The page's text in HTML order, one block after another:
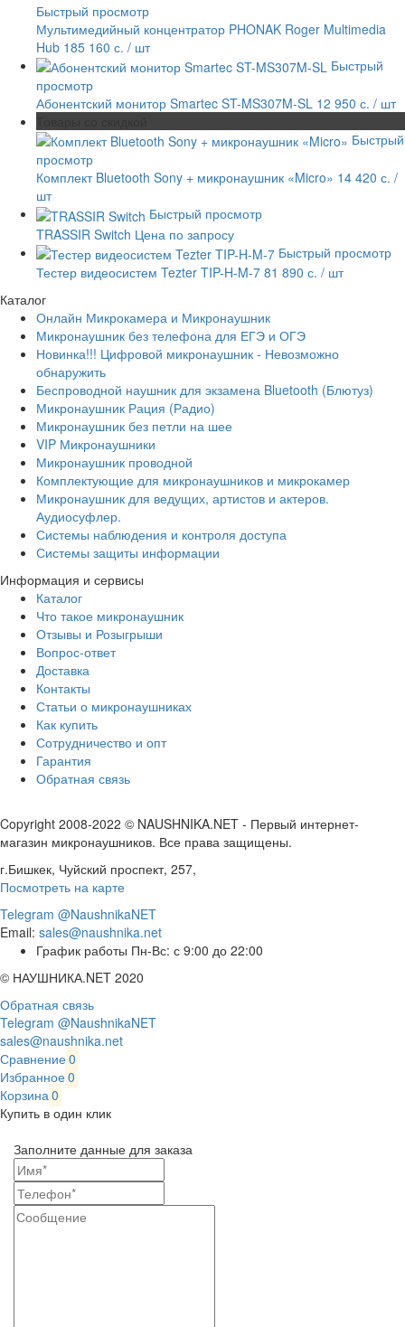
Быстрый просмотр
Мультимедийный концентратор PHONAK Roger Multimedia
Hub 185 160 с. / шт
Быстрый
просмотр
Абонентский монитор Smartec ST-MS307M-SL 12 950 с. / шт
Быстрый
просмотр
Комплект Bluetooth Sony + микронаушник «Micro» 14 420 с. /
шт
Быстрый просмотр
TRASSIR Switch Цена по запросу
Быстрый просмотр
Тестер видеосистем Tezter TIP-H-M-7 81 890 с. / шт
Каталог
Онлайн Микрокамера и Микронаушник
Микронаушник без телефона для ЕГЭ и ОГЭ
Новинка!!! Цифровой микронаушник - Невозможно
обнаружить
Беспроводной наушник для экзамена Bluetooth (Блютуз)
Микронаушник Рация (Радио)
Микронаушник без петли на шее
VIP Микронаушники
Микронаушник проводной
Комплектующие для микронаушников и микрокамер
Микронаушник для ведущих, артистов и актеров.
Аудиосуфлер.
Системы наблюдения и контроля доступа
Системы защиты информации
Информация и сервисы
Каталог
Что такое микронаушник
Отзывы и Розыгрыши
Вопрос-ответ
Доставка
Контакты
Статьи о микронаушниках
Как купить
Сотрудничество и опт
Гарантия
Обратная связь
Copyright 2008-2022 © NAUSHNIKA.NET - Первый интернет-
магазин микронаушников. Все права защищены.
г.Бишкек, Чуйский проспект, 257,
Посмотреть на карте
Telegram @NaushnikaNET
Email: sales@naushnika.net
График работы Пн-Вс: с 9:00 до 22:00
© НАУШНИКА.NET 2020
Обратная связь
Telegram @NaushnikaNET
sales@naushnika.net
Сравнение0
Избранное0
Корзина 0
Купить в один клик
Заполните данные для заказа